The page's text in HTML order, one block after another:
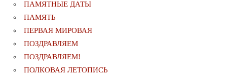
ПАМЯТНЫЕ ДАТЫ
ПАМЯТЬ
ПЕРВАЯ МИРОВАЯ
ПОЗДРАВЛЯЕМ
ПОЗДРАВЛЯЕМ!
ПОЛКОВАЯ ЛЕТОПИСЬ